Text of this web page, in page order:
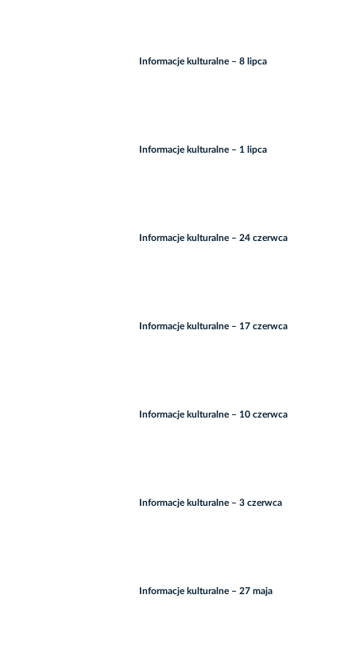
Informacje kulturalne – 8 lipca
Informacje kulturalne – 1 lipca
Informacje kulturalne – 24 czerwca
Informacje kulturalne – 17 czerwca
Informacje kulturalne – 10 czerwca
Informacje kulturalne – 3 czerwca
Informacje kulturalne – 27 maja